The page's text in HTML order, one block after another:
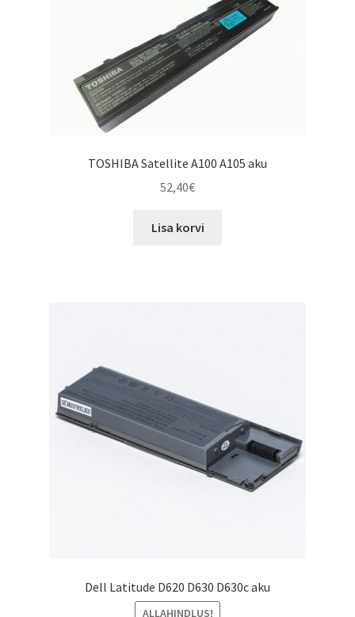
TOSHIBA Satellite A100 A105 aku
52,40€
Lisa korvi
Dell Latitude D620 D630 D630c aku
ALLAHINDLUS!